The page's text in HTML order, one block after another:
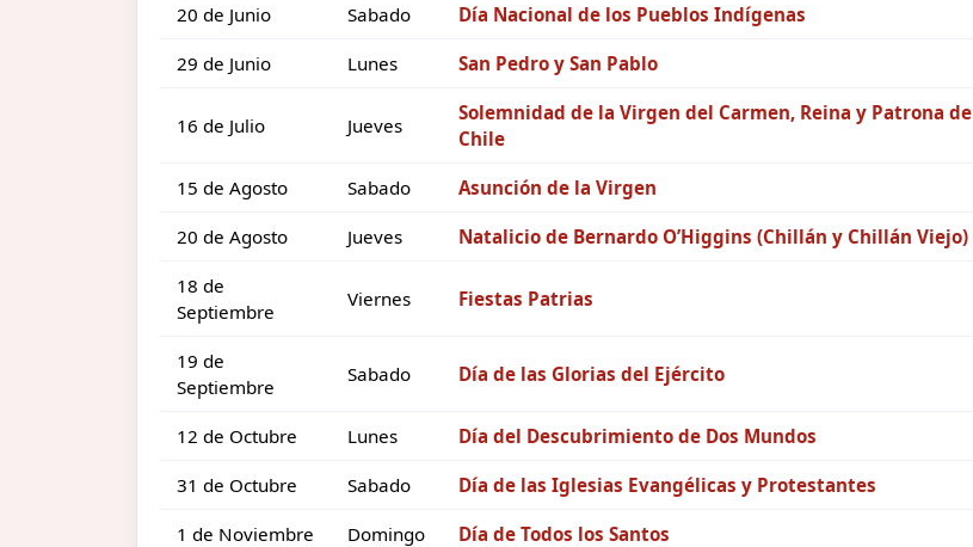
20 de Junio Sabado Día Nacional de los Pueblos Indígenas
29 de Junio Lunes San Pedro y San Pablo
16 de Julio Jueves
Solemnidad de la Virgen del Carmen, Reina y Patrona de
Chile
15 de Agosto Sabado Asunción de la Virgen
20 de Agosto Jueves Natalicio de Bernardo O’Higgins (Chillán y Chillán Viejo)
18 de
Septiembre
Viernes Fiestas Patrias
19 de
Septiembre
Sabado Día de las Glorias del Ejército
12 de Octubre Lunes Día del Descubrimiento de Dos Mundos
31 de Octubre Sabado Día de las Iglesias Evangélicas y Protestantes
1 de Noviembre Domingo Día de Todos los Santos